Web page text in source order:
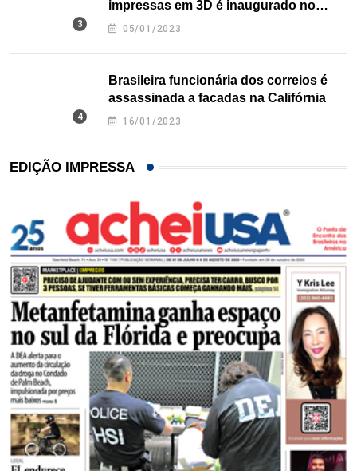
impressas em 3D é inaugurado no
Texas
05/01/2023
Brasileira funcionária dos correios é
assassinada a facadas na Califórnia
16/01/2023
EDIÇÃO IMPRESSA